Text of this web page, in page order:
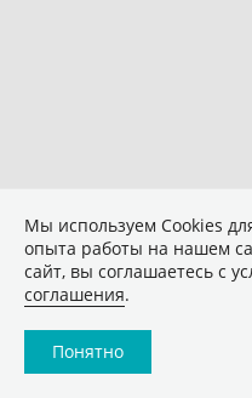
Мы используем Сookies
опыта работы на нашем
сайт, вы соглашаетесь с
соглашения.
Понятно